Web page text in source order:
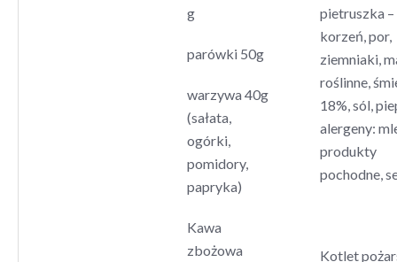
g
parówki 50g
warzywa 40g
(sałata,
ogórki,
pomidory,
papryka)
Kawa
zbożowa
pietruszka –
korzeń, por,
ziemniaki,
roślinne,
18%, sól,
alergeny:
produkty
pochodne,
Kotlet